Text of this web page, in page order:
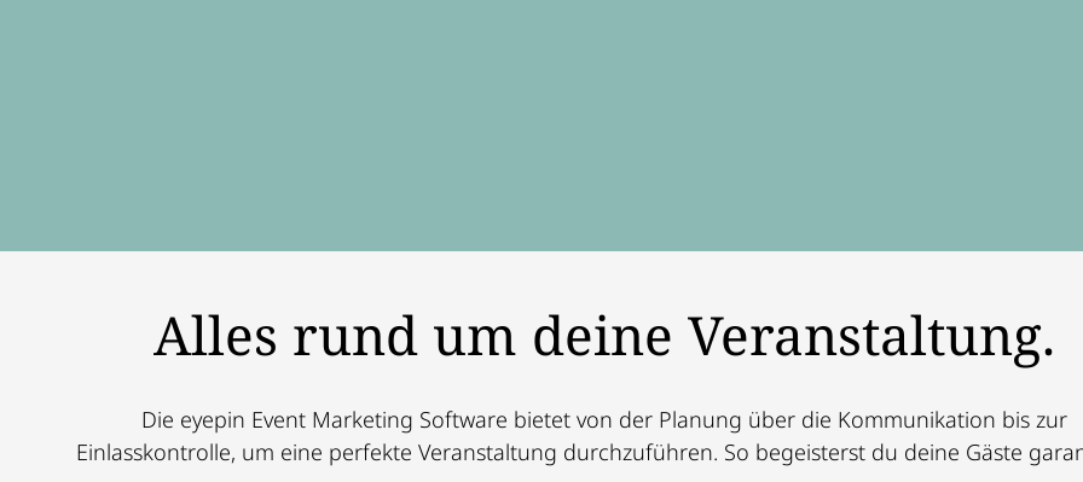
Alles rund um deine Veranstaltung.
Die eyepin Event Marketing Software bietet von der Planung über die Kommunikation bis zur
Einlasskontrolle, um eine perfekte Veranstaltung durchzuführen. So begeisterst du deine Gäste